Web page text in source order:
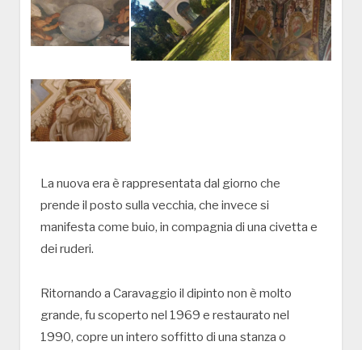
La nuova era è rappresentata dal giorno che
prende il posto sulla vecchia, che invece si
manifesta come buio, in compagnia di una civetta e
dei ruderi.
Ritornando a Caravaggio il dipinto non è molto
grande, fu scoperto nel 1969 e restaurato nel
1990, copre un intero soffitto di una stanza o